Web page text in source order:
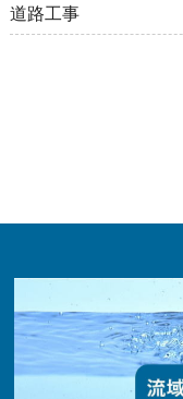
道路工事